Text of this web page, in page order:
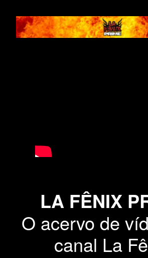
LA FÊNIX
O acervo de
canal La